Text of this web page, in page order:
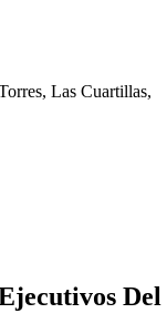
Las Cuartillas,
Del